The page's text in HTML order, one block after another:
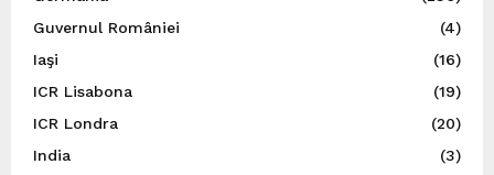
Guvernul României
(4)
Iaşi
(16)
ICR Lisabona
(19)
ICR Londra
(20)
India
(3)